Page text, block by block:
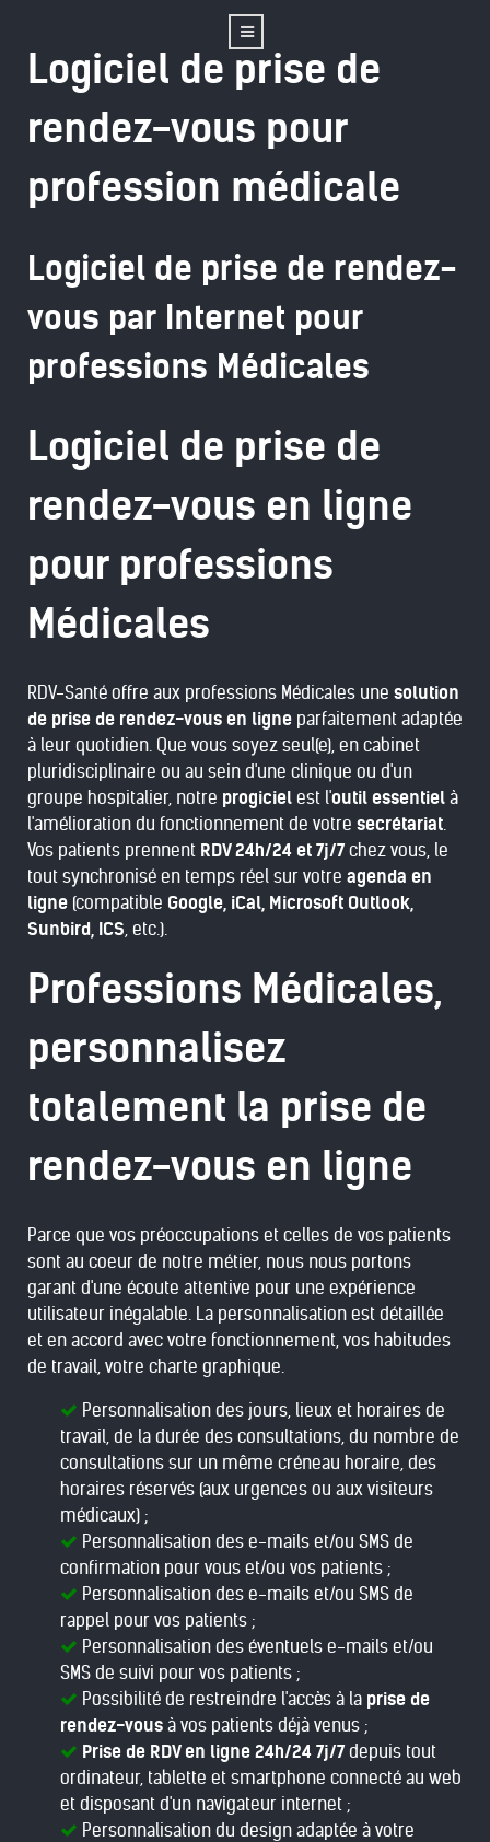
Logiciel de prise de
rendez-vous pour
profession médicale
Logiciel de prise de rendez-
vous par Internet pour
professions Médicales
Logiciel de prise de
rendez-vous en ligne
pour professions
Médicales
RDV-Santé offre aux professions Médicales une solution
de prise de rendez-vous en ligne parfaitement adaptée
à leur quotidien. Que vous soyez seul(e), en cabinet
pluridisciplinaire ou au sein d'une clinique ou d'un
groupe hospitalier, notre progiciel est l'outil essentiel à
l'amélioration du fonctionnement de votre secrétariat.
Vos patients prennent RDV 24h/24 et 7j/7chez vous, le
tout synchronisé en temps réel sur votre agenda en
ligne (compatible Google, iCal, Microsoft Outlook,
Sunbird, ICS, etc.).
Professions Médicales,
personnalisez
totalement la prise de
rendez-vous en ligne
Parce que vos préoccupations et celles de vos patients
sont au coeur de notre métier, nous nous portons
garant d'une écoute attentive pour une expérience
utilisateur inégalable. La personnalisation est détaillée
et en accord avec votre fonctionnement, vos habitudes
de travail, votre charte graphique.
Personnalisation des jours, lieux et horaires de
travail, de la durée des consultations, du nombre de
consultations sur un même créneau horaire, des
horaires réservés (aux urgences ou aux visiteurs
médicaux) ;
Personnalisation des e-mails et/ou SMS de
confirmation pour vous et/ou vos patients ;
Personnalisation des e-mails et/ou SMS de
rappel pour vos patients ;
Personnalisation des éventuels e-mails et/ou
SMS de suivi pour vos patients ;
Possibilité de restreindre l'accès à la prise de
rendez-vous à vos patients déjà venus ;
Prise de RDV en ligne 24h/24 7j/7depuis tout
ordinateur, tablette et smartphone connecté au web
et disposant d'un navigateur internet ;
Personnalisation du design adaptée à votre